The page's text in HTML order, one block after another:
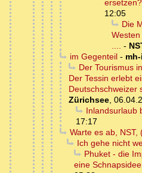
ersetzen?
12:05
Die
.... -
im Gegenteil-
Der Tourismus
Der Tessin erlebt
Deutschschweizer
Zürichsee,
Inlandsurlaub
17:17
Warte es ab, NST,
Ich gehe nicht
Phuket - die
eine